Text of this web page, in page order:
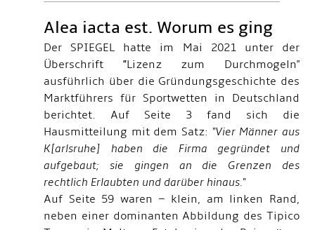
Alea iacta est. Worum es ging
Der SPIEGEL hatte im Mai 2021 unter der
Überschrift "Lizenz zum Durchmogeln"
ausführlich über die Gründungsgeschichte des
Marktführers für Sportwetten in Deutschland
berichtet. Auf Seite 3 fand sich die
Hausmitteilung mit dem Satz: "Vier Männer aus
K[arlsruhe] haben die Firma gegründet und
aufgebaut; sie gingen an die Grenzen des
rechtlich Erlaubten und darüber hinaus."
Auf Seite 59 waren – klein, am linken Rand,
neben einer dominanten Abbildung des Tipico